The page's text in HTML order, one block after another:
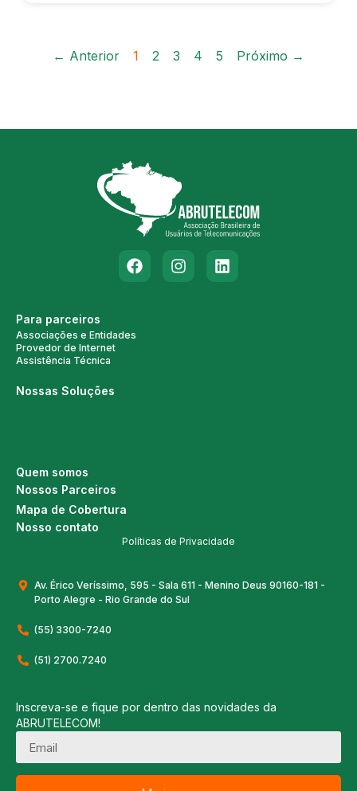
← Anterior 1 2 3 4 5 Próximo →
Para parceiros
Associações e Entidades
Provedor de Internet
Assistência Técnica
Nossas Soluções
Quem somos
Nossos Parceiros
Mapa de Cobertura
Nosso contato
Políticas de Privacidade
Av. Érico Veríssimo, 595 - Sala 611 - Menino Deus 90160-181 -
Porto Alegre - Rio Grande do Sul
(55) 3300-7240
(51) 2700.7240
Inscreva-se e fique por dentro das novidades da
ABRUTELECOM!